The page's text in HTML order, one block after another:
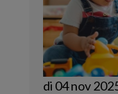
di 04 nov